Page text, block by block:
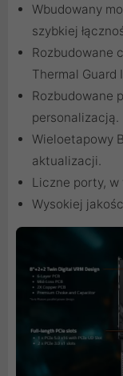
Wbudowany
szybkiej
Rozbudowane
Thermal Guard
Rozbudowane
personalizacją.
Wieloetapowy
aktualizacji.
Liczne porty, w
Wysokiej